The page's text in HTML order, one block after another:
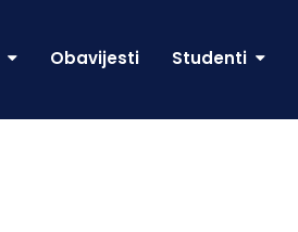
Obavijesti Studenti